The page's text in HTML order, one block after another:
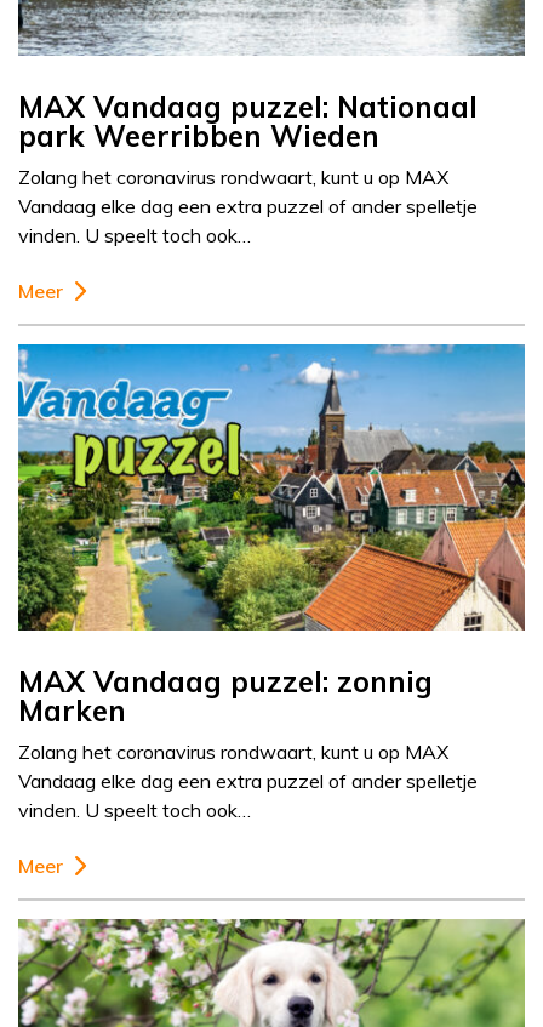
MAX Vandaag puzzel: Nationaal
park Weerribben Wieden
Zolang het coronavirus rondwaart, kunt u op MAX
Vandaag elke dag een extra puzzel of ander spelletje
vinden. U speelt toch ook…
Meer
MAX Vandaag puzzel: zonnig
Marken
Zolang het coronavirus rondwaart, kunt u op MAX
Vandaag elke dag een extra puzzel of ander spelletje
vinden. U speelt toch ook…
Meer